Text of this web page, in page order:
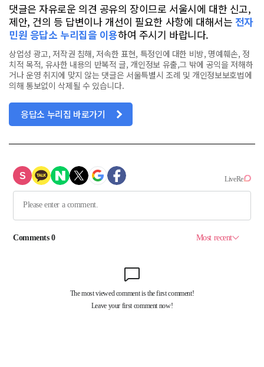
댓글은 자유로운 의견 공유의 장이므로 서울시에 대한 신고,
제안, 건의 등 답변이나 개선이 필요한 사항에 대해서는 전자
민원 응답소 누리집을 이용하여 주시기 바랍니다.
상업성 광고, 저작권 침해, 저속한 표현, 특정인에 대한 비방, 명예훼손, 정
치적 목적, 유사한 내용의 반복적 글, 개인정보 유출,그 밖에 공익을 저해하
거나 운영 취지에 맞지 않는 댓글은 서울특별시 조례 및 개인정보보호법에
의해 통보없이 삭제될 수 있습니다.
응답소 누리집 바로가기